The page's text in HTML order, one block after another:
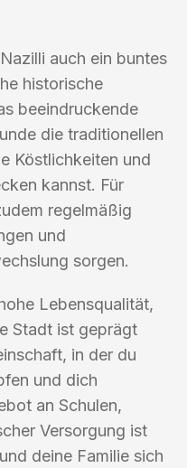
auch ein buntes
historische
beeindruckende
die traditionellen
Köstlichkeiten und
kannst. Für
regelmäßig
und
sorgen.
Lebensqualität,
Stadt ist geprägt
in der du
und dich
an Schulen,
Versorgung ist
deine Familie sich